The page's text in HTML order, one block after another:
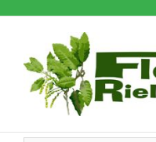
content